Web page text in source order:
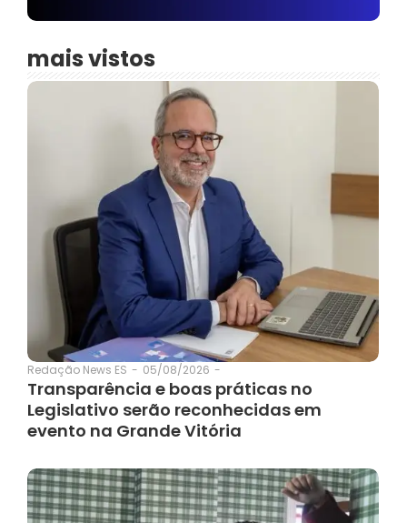
mais vistos
Redação News ES - 05/08/2026 -
Transparência e boas práticas no
Legislativo serão reconhecidas em
evento na Grande Vitória